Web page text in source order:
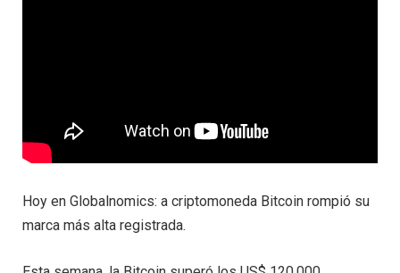
Hoy en Globalnomics: a criptomoneda Bitcoin rompió su
marca más alta registrada.